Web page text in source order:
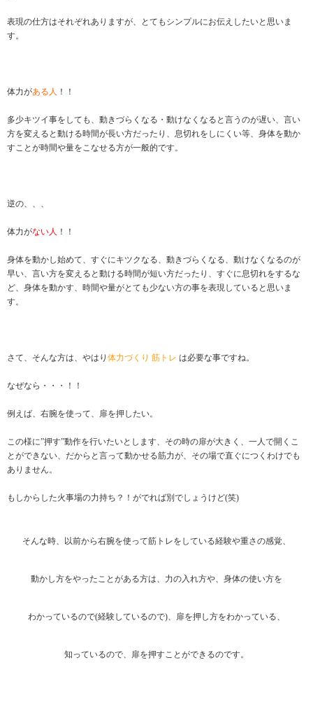
表現の仕方はそれぞれありますが、とてもシンプルにお伝えしたいと思いま
す。
体力がある人 ！！
多少キツイ事をしても、動きづらくなる・動けなくなると言うのが遅い、言い
方を変えると動ける時間が長い方だったり、息切れをしにくい等、身体を動か
すことが時間や量をこなせる方が一般的です。
逆の、、、
体力がない人 ！！
身体を動かし始めて、すぐにキツクなる、動きづらくなる、動けなくなるのが
早い、言い方を変えると動ける時間が短い方だったり、すぐに息切れをするな
ど、身体を動かす、時間や量がとても少ない方の事を表現していると思いま
す。
さて、そんな方は、やはり 体力づくり 筋トレ は必要な事ですね。
なぜなら・・・！！
例えば、右腕を使って、扉を押したい。
この様に”押す”動作を行いたいとします、その時の扉が大きく、一人で開くこ
とができない、だからと言って動かせる筋力が、その場で直ぐにつくわけでも
ありません。
もしからした火事場の力持ち？！がでれば別でしょうけど(笑)
そんな時、以前から右腕を使って筋トレをしている経験や重さの感覚、
動かし方をやったことがある方は、力の入れ方や、身体の使い方を
わかっているので(経験しているので)、扉を押し方をわかっている、
知っているので、扉を押すことができるのです。